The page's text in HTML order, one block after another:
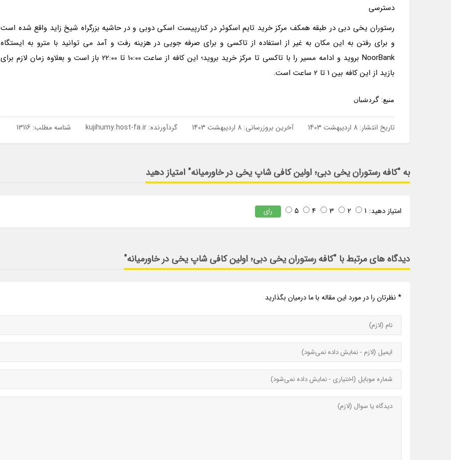
دسترسی
رستوران یخی دبی در طبقه همکف مرکز خرید تایم اسکوئر در کنارپیست اسکی دوبی و در حاشیه بزرگراه شیخ زاید واقع شده است
و برای رفتن به این مکان به غیر از استفاده از تاکسی و برای صرفه جویی در هزینه رفت و آمد می توانید با مترو به ایستگاه
NoorBank بروید و ادامه مسیر را با تاکسی تا مرکز خرید بروید؛ این کافه از ساعت 10:00 تا 22:00 باز است و بعلاوه زمان لازم برای
بازید از این کافه بین 1 تا 2 ساعت است.
منبع: گردشبان
تاریخ انتشار: 8 اردیبهشت 1403 آخرین بروزرسانی: 8 اردیبهشت 1403 گردآورنده: kujihumy.host-fa.ir شناسه مطلب: 13116
به "کافه رستوران یخی دبی؛ اولین کافی شاپ یخی در خاورمیانه" امتیاز دهید
امتیاز دهید: 1
2
3
4
5 رای
دیدگاه های مرتبط با "کافه رستوران یخی دبی؛ اولین کافی شاپ یخی در خاورمیانه"
* نظرتان را در مورد این مقاله با ما درمیان بگذارید